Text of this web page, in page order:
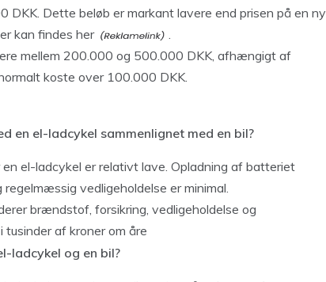
DKK. Dette beløb er markant lavere end prisen på en ny
kan findes her
.
mellem 200.000 og 500.000 DKK, afhængigt af
koste over 100.000 DKK.
en el-ladcykel sammenlignet med en bil?
el-ladcykel er relativt lave. Opladning af batteriet
vedligeholdelse er minimal.
brændstof, forsikring, vedligeholdelse og
af kroner om åre
ladcykel og en bil?